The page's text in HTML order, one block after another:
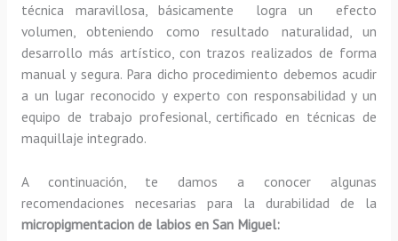
técnica maravillosa, básicamente
logra un efecto
volumen, obteniendo como resultado naturalidad, un
desarrollo más artístico, con trazos realizados de forma
manual y segura. Para dicho procedimiento debemos acudir
a un lugar reconocido y experto con responsabilidad y un
equipo de trabajo profesional, certificado en técnicas de
maquillaje integrado.
A continuación, te damos a conocer algunas
recomendaciones necesarias para la durabilidad de la
micropigmentacion de labios en San Miguel: